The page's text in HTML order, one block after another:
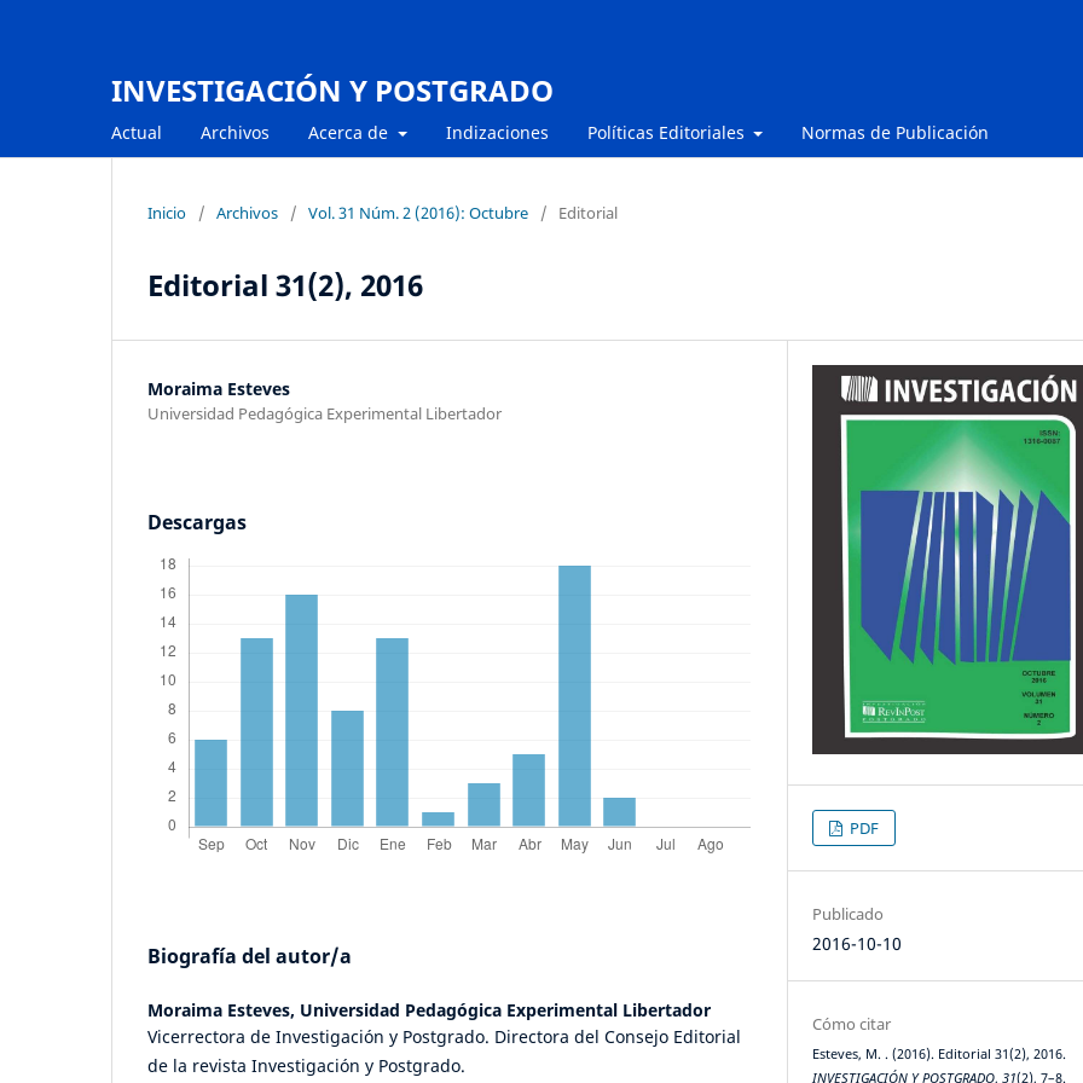
INVESTIGACIÓN Y POSTGRADO
Actual Archivos Acerca de Indizaciones Políticas Editoriales Normas de Publicación
Inicio / Archivos / Vol. 31 Núm. 2 (2016): Octubre / Editorial
Editorial 31(2), 2016
Moraima Esteves
Universidad Pedagógica Experimental Libertador
Descargas
Biografía del autor/a
Moraima Esteves, Universidad Pedagógica Experimental Libertador
Vicerrectora de Investigación y Postgrado. Directora del Consejo Editorial
de la revista Investigación y Postgrado.
PDF
Publicado
2016-10-10
Cómo citar
Esteves, M. . (2016). Editorial 31(2), 2016.
INVESTIGACIÓN Y POSTGRADO,31(2), 7–8.